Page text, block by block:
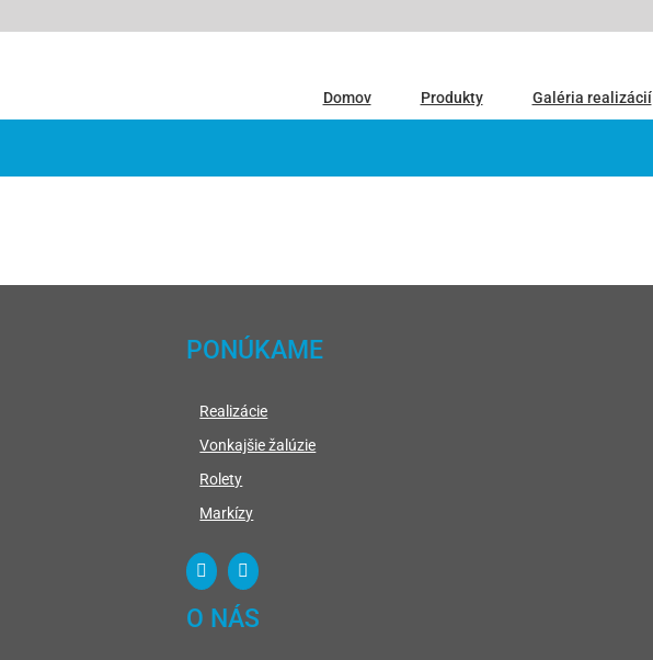
Domov Produkty Galéria realizácií
PONÚKAME
Realizácie
Vonkajšie žalúzie
Rolety
Markízy
O NÁS